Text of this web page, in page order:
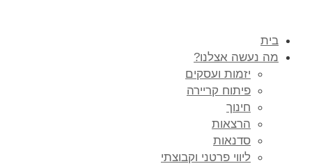
בית
מה נעשה אצלנו?
יזמות ועסקים
פיתוח קריירה
חינוך
הרצאות
סדנאות
ליווי פרטני וקבוצתי